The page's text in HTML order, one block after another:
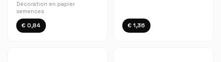
Décoration en papier
semences
€ 0,84 € 1,36